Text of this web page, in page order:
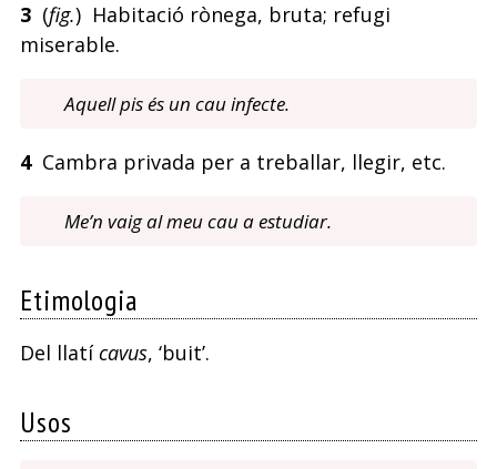
3(fig.) Habitació rònega, bruta; refugi
miserable.
Aquell pis és un cau infecte.
4Cambra privada per a treballar, llegir, etc.
Me’n vaig al meu cau a estudiar.
Etimologia
Del llatícavus, ‘buit’.
Usos